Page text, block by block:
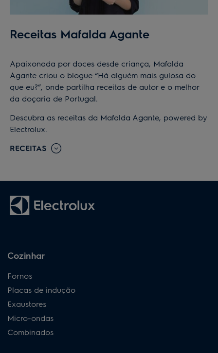
Receitas Mafalda Agante
Apaixonada por doces desde criança, Mafalda
Agante criou o blogue “Há alguém mais gulosa do
que eu?”, onde partilha receitas de autor e o melhor
da doçaria de Portugal.
Descubra as receitas da Mafalda Agante, powered by
Electrolux.
RECEITAS
Cozinhar
Fornos
Placas de indução
Exaustores
Micro-ondas
Combinados